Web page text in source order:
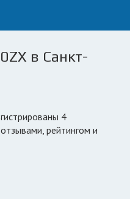
в Санкт-
рейтингом и